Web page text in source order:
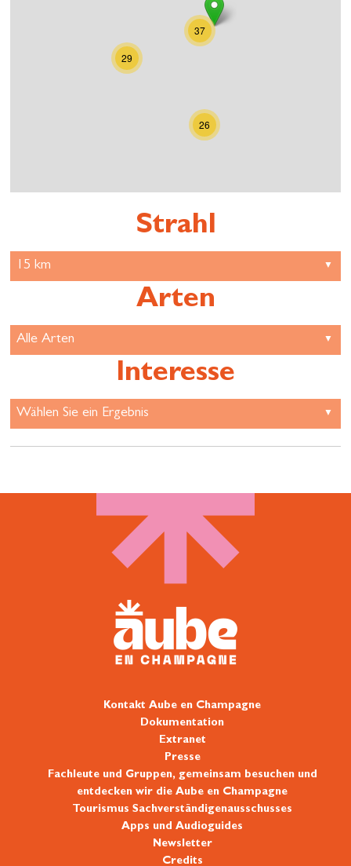
26
29
37
Strahl
Arten
Interesse
Kontakt Aube en Champagne
Dokumentation
Extranet
Presse
Fachleute und Gruppen, gemeinsam besuchen und
entdecken wir die Aube en Champagne
Tourismus Sachverständigenausschusses
Apps und Audioguides
Newsletter
Credits